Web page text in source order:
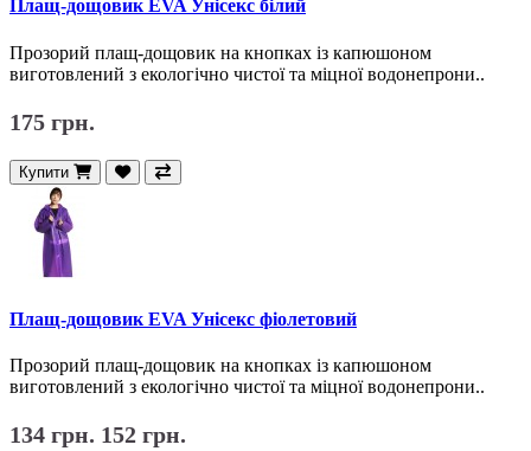
Плащ-дощовик EVA Унісекс білий
Прозорий плащ-дощовик на кнопках із капюшоном
виготовлений з екологічно чистої та міцної водонепрони..
175 грн.
Купити
Плащ-дощовик EVA Унісекс фіолетовий
Прозорий плащ-дощовик на кнопках із капюшоном
виготовлений з екологічно чистої та міцної водонепрони..
134 грн. 152 грн.